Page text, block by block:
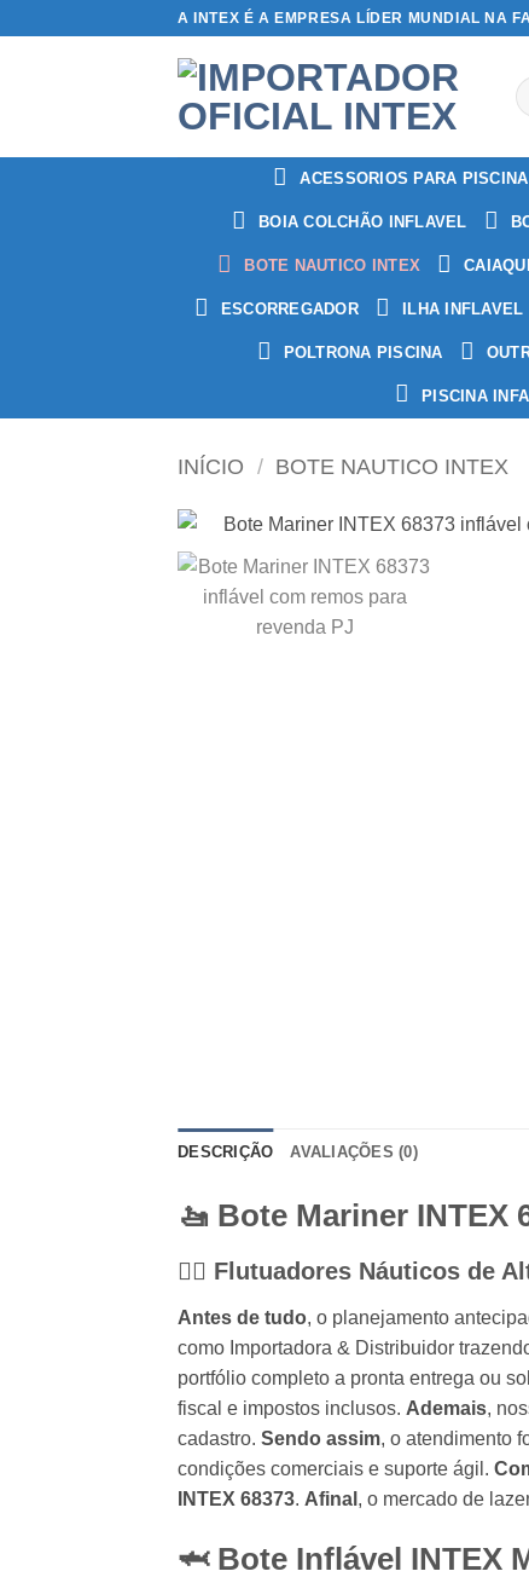
A INTEX É A EMPRESA LÍDER MUNDIAL NA
ACESSORIOS PARA PISCINA
BOIA COLCHÃO INFLAVEL
BOTE NAUTICO INTEX
ESCORREGADOR ILHA INFLAVEL
POLTRONA PISCINA
PISCINA
INÍCIO / BOTE NAUTICO INTEX
DESCRIÇÃO AVALIAÇÕES (0)
🚤 Bote Mariner INTEX
🚣‍♂️ Flutuadores Náuticos de
Antes de tudo, o planejamento
como Importadora & Distribuidor
portfólio completo a pronta entrega ou
fiscal e impostos inclusos. Ademais,
cadastro. Sendo assim, o atendimento
condições comerciais e suporte ágil.
INTEX 68373. Afinal , o mercado de
🦈 Bote Inflável INTEX